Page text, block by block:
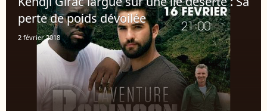
perte de poids dévoilée
2 février 2018